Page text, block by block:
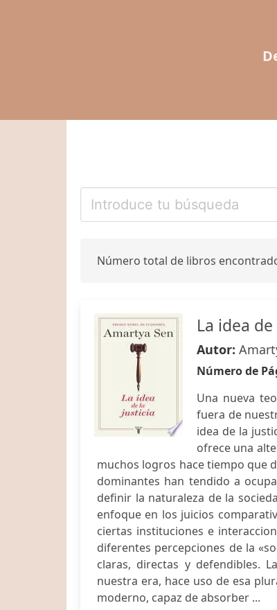
Número total de libros
La idea
Autor:
Número de
Una nueva
fuera de
idea de la
ofrece una
muchos logros hace tiempo que
dominantes han tendido a
definir la naturaleza de la
enfoque en los juicios
ciertas instituciones e
diferentes percepciones de la
claras, directas y defendibles.
nuestra era, hace uso de esa
moderno, capaz de absorber ...